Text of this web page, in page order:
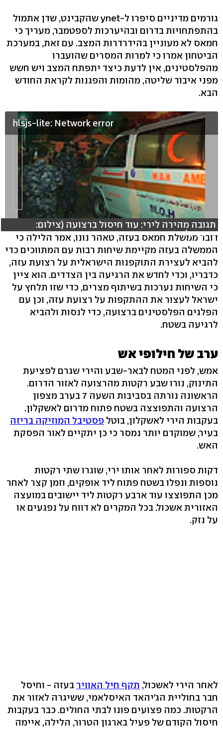
גורמים מדיניים סיפרו ל-ynet שהקבינט, שדן אתמול
בהתפתחויות בדרום ובהיערכות לספטמבר, מעריך כי
חמאס לא מעוניין בהידרדרות המצב. עם זאת, במערכת
הביטחון אמרו כי למרות המסרים שהועברו
מהפלסטינים, אין לדעת כיצד יתפתח המצב ויש חשש
מפני איבוד שליטה, מהומות והפגנות לקראת החודש
הבא.
hlsjs-lite: Network error
תגובה מהירה לירי: עוד חיסול ברצועה (צילום:
רויטרס)
דובר ממשלת חמאס בעזה, טאהר נונו, אמר הלילה כי
הממשלה בעזה מקיימת שיחות רבות עם המתווכים כדי
להביא לעצירת התוקפנות הישראלית על רצועת עזה,
כדבריו, וכדי לחדש את הרגיעה בין הצדדים. הוא ציין
כי השיחות נערכות בשיתוף מצרים, כדי שזו תלחץ על
ישראל לעצור את ההתקפות על רצועת עזה, וכן עם
הפלגים הפלסטינים ברצועה, כדי לנסות ולהביא
לרגיעה בשטח.
ערב של חילופי אש
אמש, לפני המטח לבאר-שבע והירי שגרם לפציעת
התינוק, נורו שבע רקטות מהרצועה לאזור הדרום.
הראשונה נורתה בסביבות השעה 7 בערב מצפון
הרצועה והתפוצצה בשטח פתוח מדרום לאשקלון.
בעקבות הירי לאשקלון, בוטל פסטיבל המוזיקה בריזה
בעיר, שמוקדם יותר נמסר כי כן יתקיים לאור הפסקת
האש.
דקות ספורות לאחר אותו ירי, שוגרו שתי רקטות
נוספות ונפלו בשטח פתוח ליד אופקים, וזמן קצר לאחר
מכן התפוצצו עוד ארבע רקטות ליד יישובים במועצה
האזורית אשכול. בכל המקרים לא דווח על נפגעים או
על נזק.
לאחר הירי לאשכול, תקף חיל האוויר בעזה - וחיסל
חבר בחוליית הג'יהאד האיסלאמי, ששיגרה לאזור את
הרקטות. כמה פצועים פונו לבתי החולים. כבר בעקבות
חיסול הקודם של פעיל בארגון הטרור, הלילה, איימה